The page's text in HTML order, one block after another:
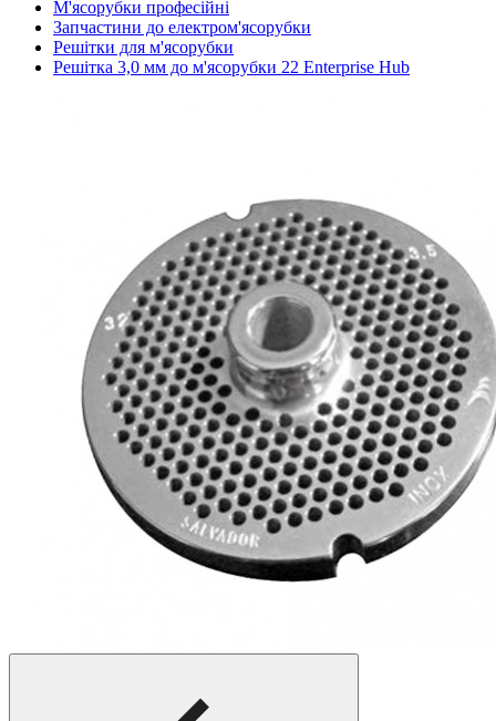
М'ясорубки професійні
Запчастини до електром'ясорубки
Решітки для м'ясорубки
Решітка 3,0 мм до м'ясорубки 22 Enterprise Hub